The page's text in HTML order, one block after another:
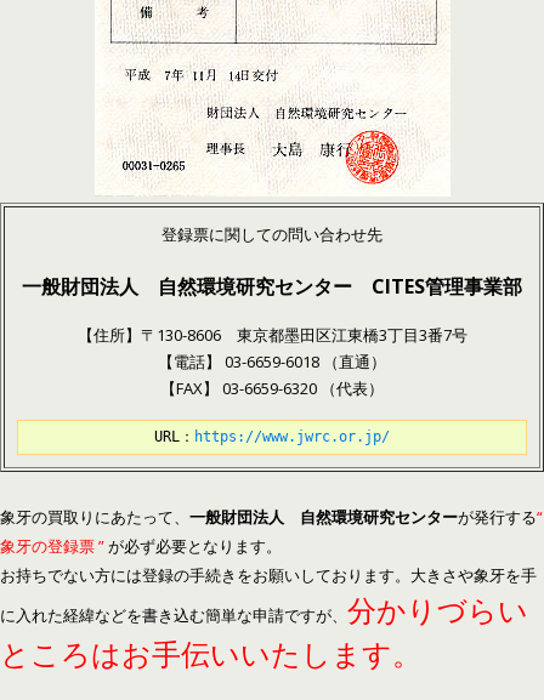
登録票に関しての問い合わせ先
一般財団法人 自然環境研究センター CITES管理事業部
【住所】〒130-8606 東京都墨田区江東橋3丁目3番7号
【電話】 03-6659-6018 （直通）
【FAX】 03-6659-6320 （代表）
URL： https://www.jwrc.or.jp/
象牙の買取りにあたって、 一般財団法人 自然環境研究センターが発行する“
象牙の登録票 ”が必ず必要となります。
お持ちでない方には登録の手続きをお願いしております。大きさや象牙を手
に入れた経緯などを書き込む簡単な申請ですが、 分かりづらい
ところはお手伝いいたします。